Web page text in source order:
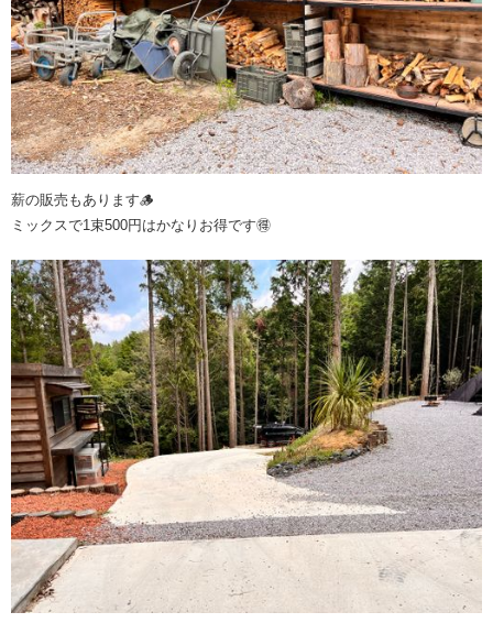
薪の販売もあります🪵
ミックスで1束500円はかなりお得です🉐